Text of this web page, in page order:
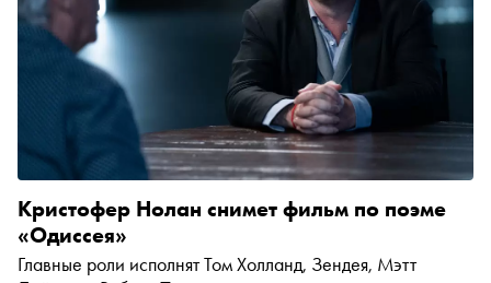
Кристофер Нолан снимет фильм по поэме
«Одиссея»
Главные роли исполнят Том Холланд, Зендея, Мэтт